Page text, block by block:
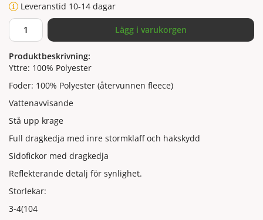
Leveranstid 10-14 dagar
Lägg i varukorgen
Produktbeskrivning:
Yttre: 100% Polyester
Foder: 100% Polyester (återvunnen fleece)
Vattenavvisande
Stå upp krage
Full dragkedja med inre stormklaff och hakskydd
Sidofickor med dragkedja
Reflekterande detalj för synlighet.
Storlekar:
3-4(104